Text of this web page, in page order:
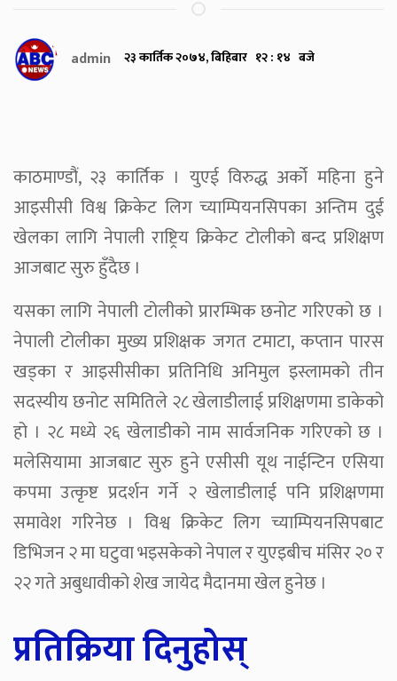
admin २३ कार्तिक २०७४, बिहिबार १२ : १४ बजे
काठमाण्डौं, २३ कार्तिक । युएई विरुद्ध अर्को महिना हुने
आइसीसी विश्व क्रिकेट लिग च्याम्पियनसिपका अन्तिम दुई
खेलका लागि नेपाली राष्ट्रिय क्रिकेट टोलीको बन्द प्रशिक्षण
आजबाट सुरु हुँदैछ ।
यसका लागि नेपाली टोलीको प्रारम्भिक छनोट गरिएको छ ।
नेपाली टोलीका मुख्य प्रशिक्षक जगत टमाटा, कप्तान पारस
खड्का र आइसीसीका प्रतिनिधि अनिमुल इस्लामको तीन
सदस्यीय छनोट समितिले २८ खेलाडीलाई प्रशिक्षणमा डाकेको
हो । २८ मध्ये २६ खेलाडीको नाम सार्वजनिक गरिएको छ ।
मलेसियामा आजबाट सुरु हुने एसीसी यूथ नाईन्टिन एसिया
कपमा उत्कृष्ट प्रदर्शन गर्ने २ खेलाडीलाई पनि प्रशिक्षणमा
समावेश गरिनेछ । विश्व क्रिकेट लिग च्याम्पियनसिपबाट
डिभिजन २ मा घटुवा भइसकेको नेपाल र युएइबीच मंसिर २० र
२२ गते अबुधावीको शेख जायेद मैदानमा खेल हुनेछ ।
प्रतिक्रिया दिनुहोस्